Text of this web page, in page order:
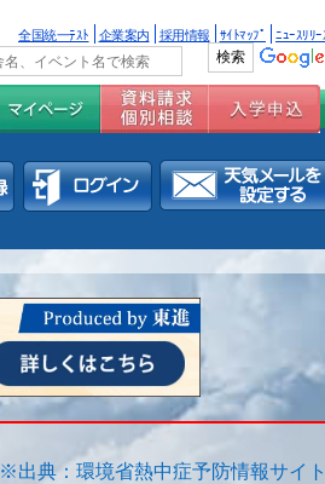
全国統一ﾃｽﾄ 企業案内 採用情報 ｻｲﾄﾏｯﾌﾟ ﾆｭｰｽﾘﾘｰ
※出典：環境省熱中症予防情報サイト